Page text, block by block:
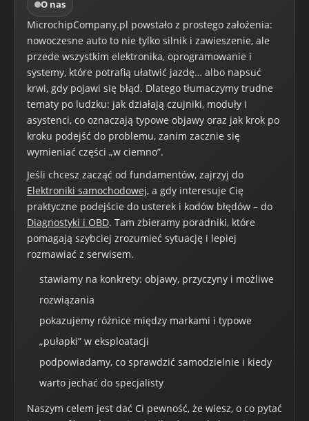
O nas
MicrochipCompany.pl powstało z prostego założenia:
nowoczesne auto to nie tylko silnik i zawieszenie, ale
przede wszystkim elektronika, oprogramowanie i
systemy, które potrafią ułatwić jazdę… albo napsuć
krwi, gdy pojawi się błąd. Dlatego tłumaczymy trudne
tematy po ludzku: jak działają czujniki, moduły i
asystenci, co oznaczają typowe objawy oraz jak krok po
kroku podejść do problemu, zanim zacznie się
wymieniać części „w ciemno”.
Jeśli chcesz zacząć od fundamentów, zajrzyj do
Elektroniki samochodowej, a gdy interesuje Cię
praktyczne podejście do usterek i kodów błędów – do
Diagnostyki i OBD. Tam zbieramy poradniki, które
pomagają szybciej zrozumieć sytuację i lepiej
rozmawiać z serwisem.
stawiamy na konkrety: objawy, przyczyny i możliwe
rozwiązania
pokazujemy różnice między markami i typowe
„pułapki” w eksploatacji
podpowiadamy, co sprawdzić samodzielnie i kiedy
warto jechać do specjalisty
Naszym celem jest dać Ci pewność, że wiesz, o co pytać